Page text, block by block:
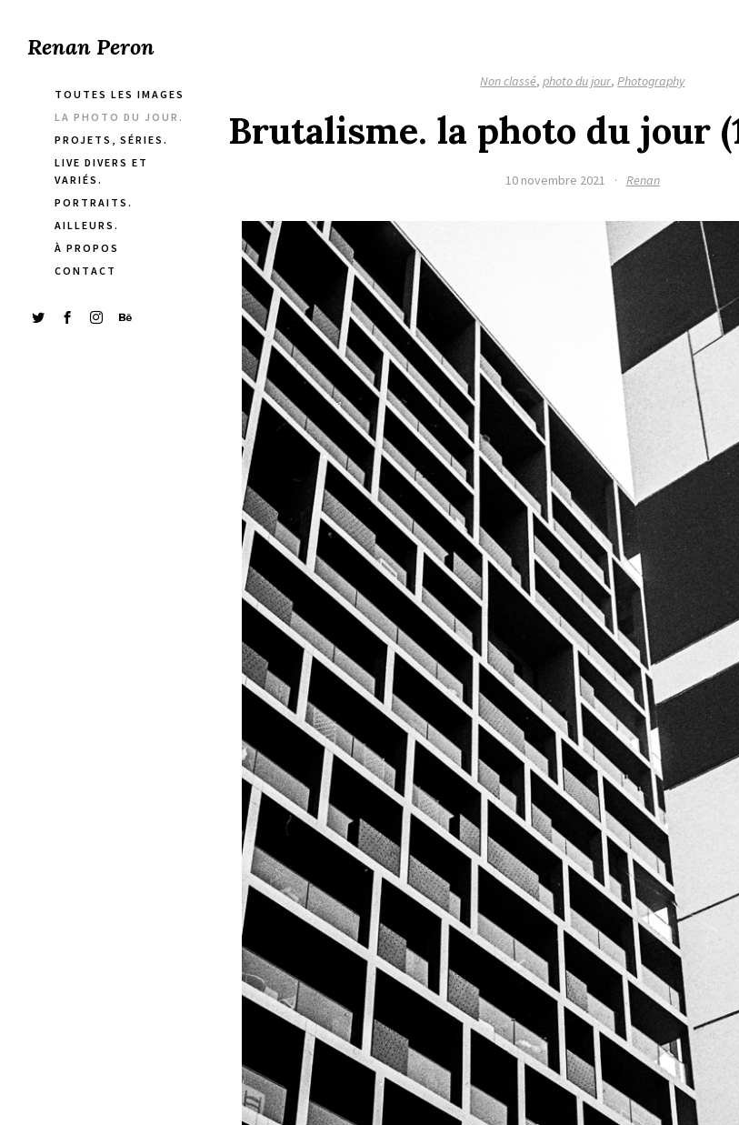
Renan Peron
TOUTES LES IMAGES
LA PHOTO DU JOUR.
PROJETS, SÉRIES.
LIVE DIVERS ET
VARIÉS.
PORTRAITS.
AILLEURS.
À PROPOS
CONTACT
Non classé,photo du jour,Photography
Brutalisme. la photo du jour
10 novembre 2021 · Renan